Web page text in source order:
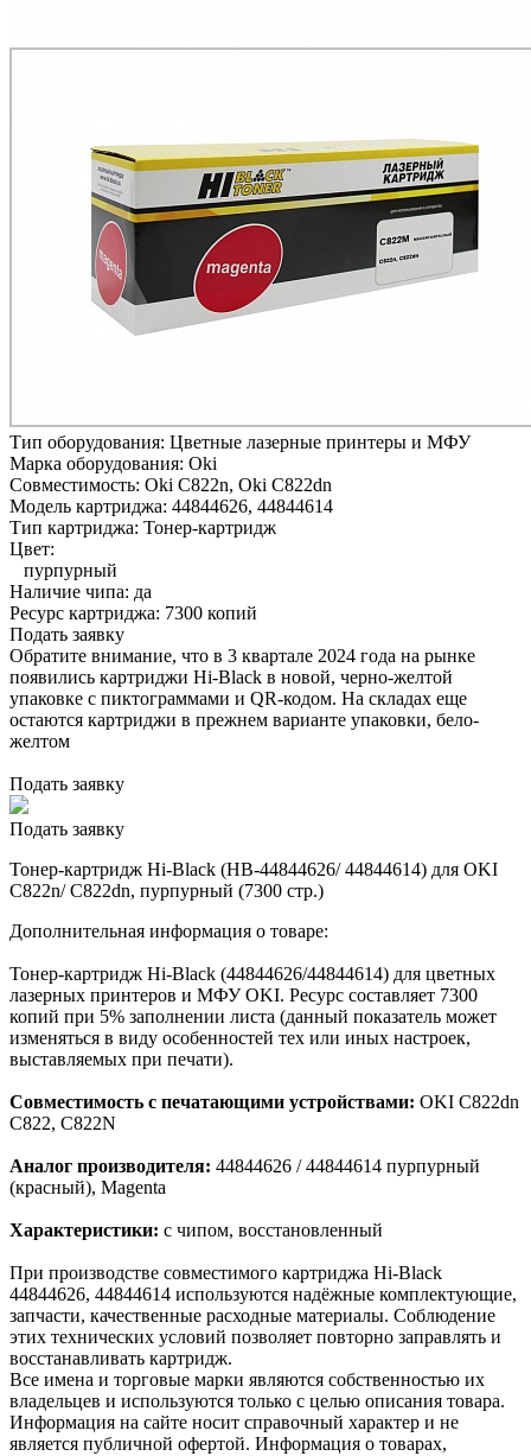
Тип оборудования: Цветные лазерные принтеры и МФУ
Марка оборудования: Oki
Совместимость: Oki C822n, Oki C822dn
Модель картриджа: 44844626, 44844614
Тип картриджа: Тонер-картридж
Цвет:
пурпурный
Наличие чипа: да
Ресурс картриджа: 7300 копий
Подать заявку
Обратите внимание, что в 3 квартале 2024 года на рынке
появились картриджи Hi-Black в новой, черно-желтой
упаковке с пиктограммами и QR-кодом. На складах еще
остаются картриджи в прежнем варианте упаковки, бело-
желтом
Подать заявку
Подать заявку
Тонер-картридж Hi-Black (HB-44844626/ 44844614) для OKI
C822n/ C822dn, пурпурный (7300 стр.)
Дополнительная информация о товаре:
Тонер-картридж Hi-Black (44844626/44844614) для цветных
лазерных принтеров и МФУ OKI. Ресурс составляет 7300
копий при 5% заполнении листа (данный показатель может
изменяться в виду особенностей тех или иных настроек,
выставляемых при печати).
Совместимость с печатающими устройствами: OKI C822dn
C822, C822N
Аналог производителя: 44844626 / 44844614 пурпурный
(красный), Magenta
Характеристики: с чипом, восстановленный
При производстве совместимого картриджа Hi-Black
44844626, 44844614 используются надёжные комплектующие,
запчасти, качественные расходные материалы. Соблюдение
этих технических условий позволяет повторно заправлять и
восстанавливать картридж.
Все имена и торговые марки являются собственностью их
владельцев и используются только с целью описания товара.
Информация на сайте носит справочный характер и не
является публичной офертой. Информация о товарах,